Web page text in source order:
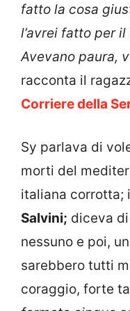
fatto la cosa
l’avrei fatto per
Avevano paura,
racconta il
Corriere della
Sy parlava di
morti del
italiana corrotta;
Salvini; diceva
nessuno e poi,
sarebbero tutti
coraggio, forte